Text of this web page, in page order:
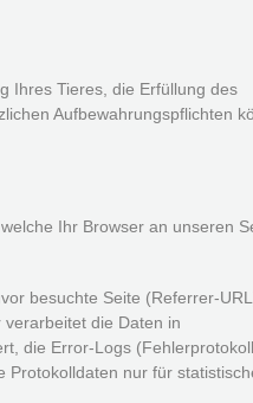
Ihres Tieres, die Erfüllung des
Aufbewahrungspflichten
Ihr Browser an unseren
besuchte Seite (Referrer-
die Daten in
die Error-Logs
Protokolldaten nur für